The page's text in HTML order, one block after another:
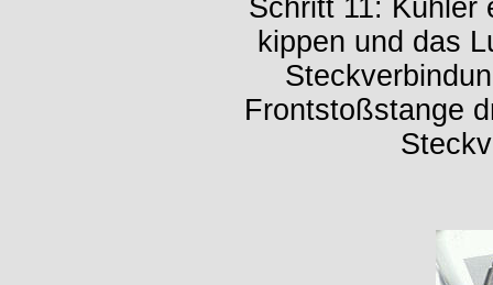
Schritt 11: Kühler
kippen und das
Frontstoßstange